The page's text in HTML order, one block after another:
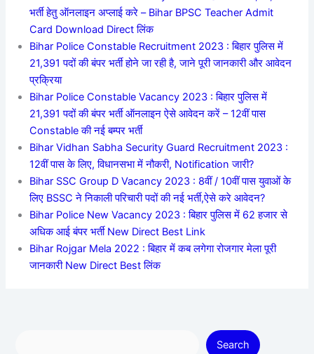
भर्ती हेतु ऑनलाइन अप्लाई करे – Bihar BPSC Teacher Admit
Card Download Direct लिंक
Bihar Police Constable Recruitment 2023 : बिहार पुलिस में
21,391 पदों की बंपर भर्ती होने जा रही है, जाने पूरी जानकारी और आवेदन
प्रक्रिया
Bihar Police Constable Vacancy 2023 : बिहार पुलिस में
21,391 पदों की बंपर भर्ती ऑनलाइन ऐसे आवेदन करें – 12वीं पास
Constable की नई बम्पर भर्ती
Bihar Vidhan Sabha Security Guard Recruitment 2023 :
12वीं पास के लिए, विधानसभा में नौकरी, Notification जारी?
Bihar SSC Group D Vacancy 2023 : 8वीं / 10वीं पास युवाओं के
लिए BSSC ने निकाली परिचारी पदों की नई भर्ती,ऐसे करे आवेदन?
Bihar Police New Vacancy 2023 : बिहार पुलिस में 62 हजार से
अधिक आई बंपर भर्ती New Direct Best Link
Bihar Rojgar Mela 2022 : बिहार में कब लगेगा रोजगार मेला पूरी
जानकारी New Direct Best लिंक
Search